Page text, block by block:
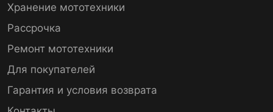
Хранение мототехники
Рассрочка
Ремонт мототехники
Для покупателей
Гарантия и условия возврата